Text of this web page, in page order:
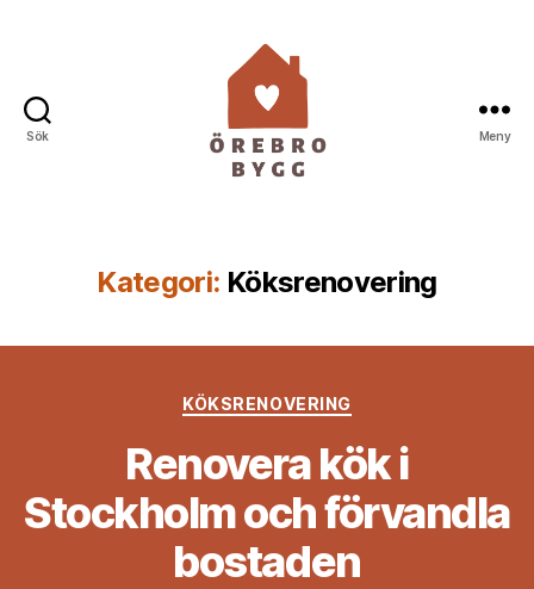
Sök Meny
Kategori: Köksrenovering
Kategorier
KÖKSRENOVERING
Renovera kök i
Stockholm och förvandla
bostaden